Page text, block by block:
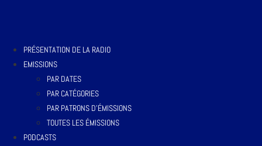
PRÉSENTATION DE LA RADIO
EMISSIONS
PAR DATES
PAR CATÉGORIES
PAR PATRONS D’ÉMISSIONS
TOUTES LES ÉMISSIONS
PODCASTS